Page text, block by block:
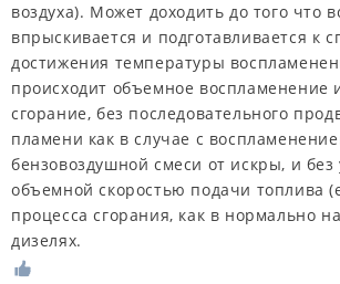
воздуха). Может доходить до того что
впрыскивается и подготавливается к
достижения температуры
происходит объемное воспламенение
сгорание, без последовательного
пламени как в случае с
бензовоздушной смеси от искры, и без
объемной скоростью подачи топлива
процесса сгорания, как в нормально
дизелях.